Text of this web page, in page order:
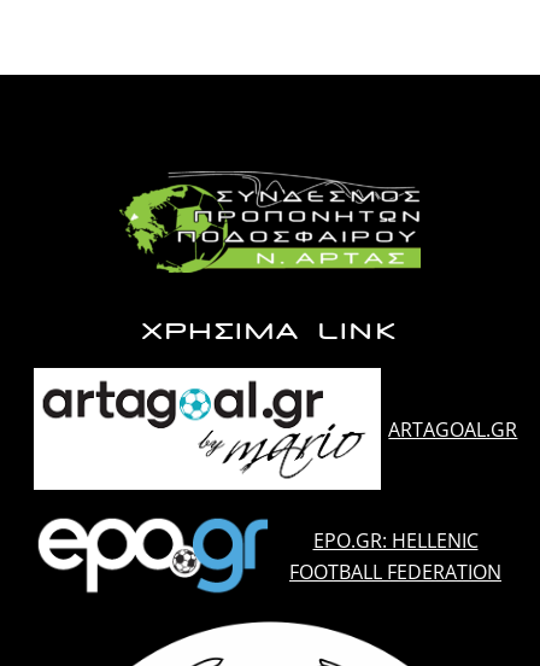
ΧΡΗΣΙΜΑ LINK
ARTAGOAL.GR
EPO.GR: HELLENIC
FOOTBALL FEDERATION